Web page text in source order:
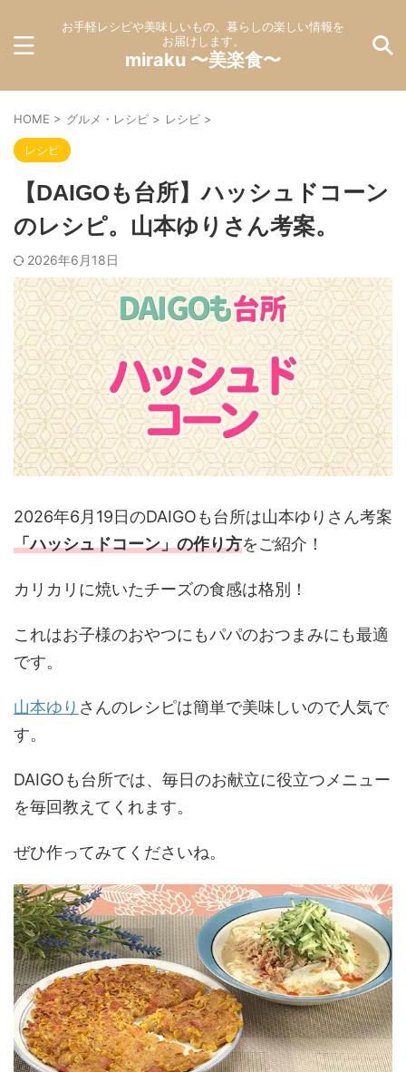
お手軽レシピや美味しいもの、暮らしの楽しい情報を
お届けします。
miraku 〜美楽食〜
HOME > グルメ・レシピ > レシピ >
レシピ
【DAIGOも台所】ハッシュドコーン
のレシピ。山本ゆりさん考案。
2026年6月18日
2026年6月19日のDAIGOも台所は山本ゆりさん考案
「ハッシュドコーン」の作り方をご紹介！
カリカリに焼いたチーズの食感は格別！
これはお子様のおやつにもパパのおつまみにも最適
です。
山本ゆり さんのレシピは簡単で美味しいので人気で
す。
DAIGOも台所では、毎日のお献立に役立つメニュー
を毎回教えてくれます。
ぜひ作ってみてくださいね。